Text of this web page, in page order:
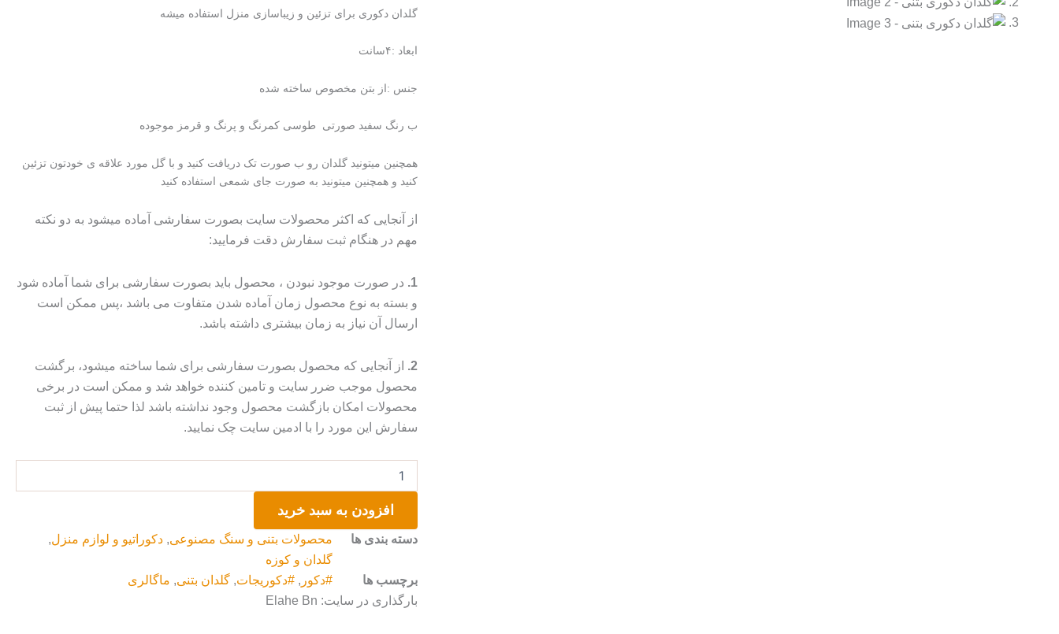
تومان۴۰۰۰۰تومان۳۹۰۰۰.
گلدان دکوری برای تزئین و زیباسازی منزل استفاده میشه
ابعاد :۴سانت
جنس :از بتن مخصوص ساخته شده
ب رنگ سفید صورتی طوسی کمرنگ و پرنگ و قرمز موجوده
همچنین میتونید گلدان رو ب صورت تک دریافت کنید و با گل مورد علاقه ی خودتون تزئین
کنید و همچنین میتونید به صورت جای شمعی استفاده کنید
از آنجایی که اکثر محصولات سایت بصورت سفارشی آماده میشود به دو نکته
مهم در هنگام ثبت سفارش دقت فرمایید:
1. در صورت موجود نبودن ، محصول باید بصورت سفارشی برای شما آماده شود
و بسته به نوع محصول زمان آماده شدن متفاوت می باشد ،پس ممکن است
ارسال آن نیاز به زمان بیشتری داشته باشد.
2.
از آنجایی که محصول بصورت سفارشی برای شما ساخته میشود، برگشت
محصول موجب ضرر سایت و تامین کننده خواهد شد و ممکن است در برخی
محصولات امکان بازگشت محصول وجود نداشته باشد لذا حتما پیش از ثبت
سفارش این مورد را با ادمین سایت چک نمایید.
دکوری
افزودن به سبد خرید
دسته بندی ها محصولات بتنی و سنگ مصنوعی,دکوراتیو و لوازم منزل,
گلدان و کوزه
برچسب ها
#دکور ,#دکوریجات,گلدان بتنی, ماگالری
بارگذاری در سایت: Elahe Bn